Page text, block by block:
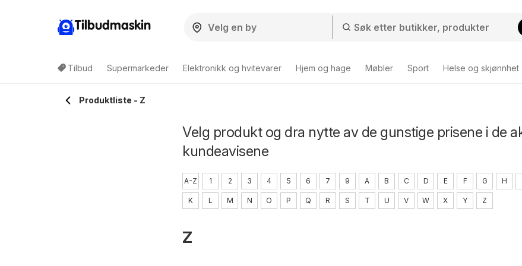
Tilbudmaskin
Tilbud Supermarkeder Elektronikk og hvitevarer Hjem og hage Møbler Sport Helse og skjønnhet
Produktliste - Z
Velg produkt og dra nytte av de gunstige prisene i de
kundeavisene
A-Z 1 2 3 4 5 6 7 9 A B C D E F G H
K L M N O P Q R S T U V W X Y Z
Z